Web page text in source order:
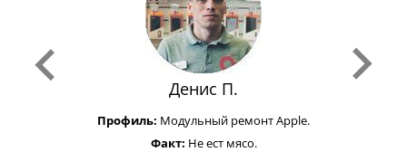
Денис П.
Профиль: Модульный ремонт Apple.
Факт: Не ест мясо.